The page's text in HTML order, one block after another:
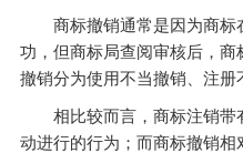
商标撤销通常是因为商
功，但商标局查阅审核后，
撤销分为使用不当撤销、注册
相比较而言，商标注销
动进行的行为；而商标撤销